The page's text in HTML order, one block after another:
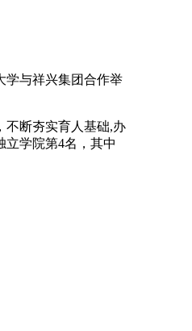
学与祥兴集团合作举
断夯实育人基础,办
立学院第4名，其中